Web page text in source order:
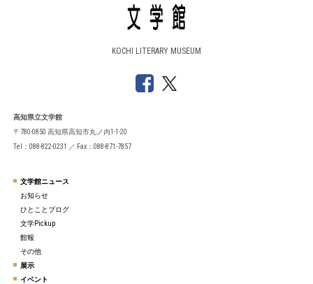
KOCHI LITERARY MUSEUM
高知県立文学館
〒780-0850 高知県高知市丸ノ内1-1-20
Tel：088-822-0231 ／ Fax：088-871-7857
文学館ニュース
お知らせ
ひとことブログ
文学Pickup
館報
その他
展示
イベント